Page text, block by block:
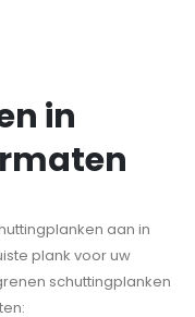
in
aan in
plank voor uw
schuttingplanken